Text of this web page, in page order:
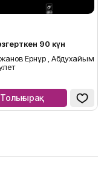
90 күн
Ернұр , Абдухайым
Толығырақ